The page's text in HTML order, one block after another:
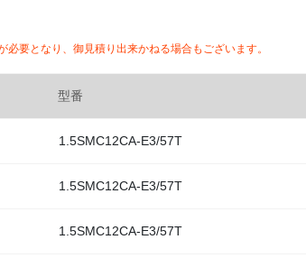
必要となり、御見積り出来かねる場合もございます。
型番
1.5SMC12CA-E3/57T
1.5SMC12CA-E3/57T
1.5SMC12CA-E3/57T